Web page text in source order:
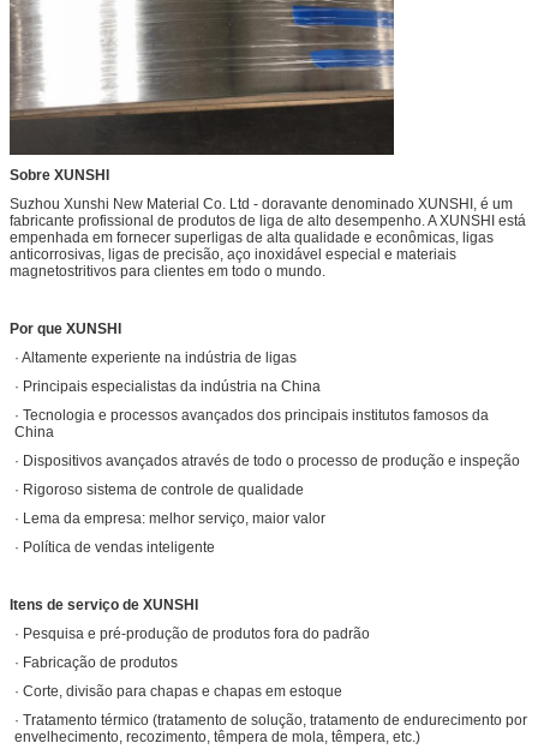
Sobre XUNSHI
Suzhou Xunshi New Material Co. Ltd - doravante denominado XUNSHI, é um
fabricante profissional de produtos de liga de alto desempenho. A XUNSHI está
empenhada em fornecer superligas de alta qualidade e econômicas, ligas
anticorrosivas, ligas de precisão, aço inoxidável especial e materiais
magnetostritivos para clientes em todo o mundo.
Por que XUNSHI
· Altamente experiente na indústria de ligas
· Principais especialistas da indústria na China
· Tecnologia e processos avançados dos principais institutos famosos da
China
· Dispositivos avançados através de todo o processo de produção e inspeção
· Rigoroso sistema de controle de qualidade
· Lema da empresa: melhor serviço, maior valor
· Política de vendas inteligente
Itens de serviço de XUNSHI
· Pesquisa e pré-produção de produtos fora do padrão
· Fabricação de produtos
· Corte, divisão para chapas e chapas em estoque
· Tratamento térmico (tratamento de solução, tratamento de endurecimento por
envelhecimento, recozimento, têmpera de mola, têmpera, etc.)